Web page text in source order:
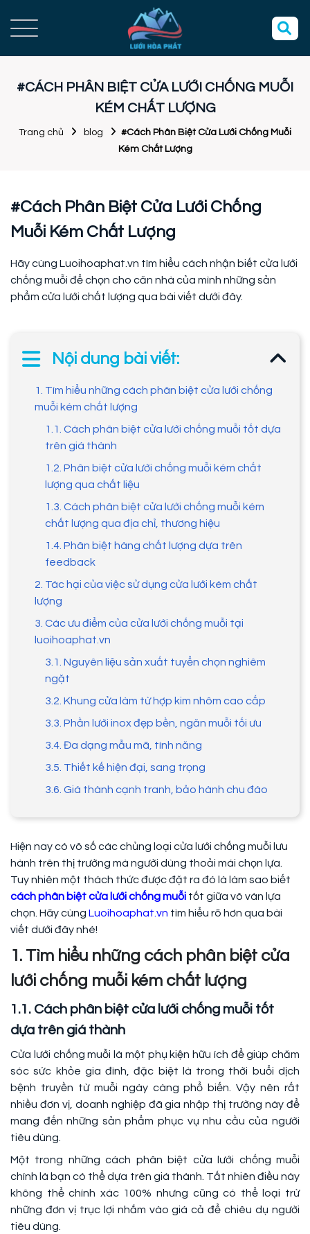
#CÁCH PHÂN BIỆT CỬA LƯỚI CHỐNG MUỖI
KÉM CHẤT LƯỢNG
Trang chủ blog
#Cách Phân Biệt Cửa Lưới Chống Muỗi
Kém Chất Lượng
#Cách Phân Biệt Cửa Lưới Chống
Muỗi Kém Chất Lượng
Hãy cùng Luoihoaphat.vn tìm hiểu cách nhận biết cửa lưới
chống muỗi để chọn cho căn nhà của mình những sản
phẩm cửa lưới chất lượng qua bài viết dưới đây.
Nội dung bài viết:
1. Tìm hiểu những cách phân biệt cửa lưới chống
muỗi kém chất lượng
1.1. Cách phân biệt cửa lưới chống muỗi tốt dựa
trên giá thành
1.2. Phân biệt cửa lưới chống muỗi kém chất
lượng qua chất liệu
1.3. Cách phân biệt cửa lưới chống muỗi kém
chất lượng qua địa chỉ, thương hiệu
1.4. Phân biệt hàng chất lượng dựa trên
feedback
2. Tác hại của việc sử dụng cửa lưới kém chất
lượng
3. Các ưu điểm của cửa lưới chống muỗi tại
luoihoaphat.vn
3.1. Nguyên liệu sản xuất tuyển chọn nghiêm
ngặt
3.2. Khung cửa làm từ hợp kim nhôm cao cấp
3.3. Phần lưới inox đẹp bền, ngăn muỗi tối ưu
3.4. Đa dạng mẫu mã, tính năng
3.5. Thiết kế hiện đại, sang trọng
3.6. Giá thành cạnh tranh, bảo hành chu đáo
Hiện nay có vô số các chủng loại cửa lưới chống muỗi lưu
hành trên thị trường mà người dùng thoải mái chọn lựa.
Tuy nhiên một thách thức được đặt ra đó là làm sao biết
cách phân biệt cửa lưới chống muỗi tốt giữa vô vàn lựa
chọn. Hãy cùng Luoihoaphat.vn tìm hiểu rõ hơn qua bài
viết dưới đây nhé!
1. Tìm hiểu những cách phân biệt cửa
lưới chống muỗi kém chất lượng
1.1. Cách phân biệt cửa lưới chống muỗi tốt
dựa trên giá thành
Cửa lưới chống muỗi là một phụ kiện hữu ích để giúp chăm
sóc sức khỏe gia đình, đặc biệt là trong thời buổi dịch
bệnh truyền từ muỗi ngày càng phổ biến. Vậy nên rất
nhiều đơn vị, doanh nghiệp đã gia nhập thị trường này để
mang đến những sản phẩm phục vụ nhu cầu của người
tiêu dùng.
Một trong những cách phân biệt cửa lưới chống muỗi
chính là bạn có thể dựa trên giá thành. Tất nhiên điều này
không thể chính xác 100% nhưng cũng có thể loại trừ
những đơn vị trục lợi nhắm vào giá cả để chiêu dụ người
tiêu dùng.